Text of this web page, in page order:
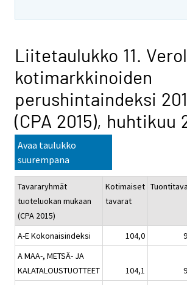
Liitetaulukko 11.
kotimarkkinoiden
perushintaindeksi
(CPA 2015), huhtikuu
Avaa taulukko
suurempana
Tavararyhmät
tuoteluokan mukaan
(CPA 2015)
Kotimaiset
tavarat
A-E Kokonaisindeksi 104,0
A MAA-, METSÄ- JA
KALATALOUSTUOTTEET
104,1